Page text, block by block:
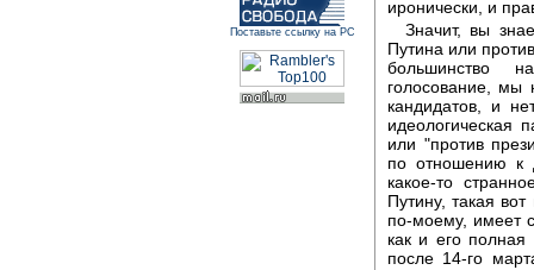
Поставьте ссылку на РС
иронически, и
Значит, вы
Путина или
большинство
голосование, мы
кандидатов, и
идеологическая
или "против
по отношению к
какое-то
Путину, такая
по-моему, имеет
как и его
после 14-го